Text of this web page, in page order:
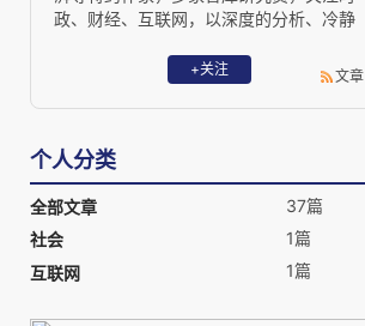
政、财经、互联网，以深度的分析、冷静
+关注 文章
个人分类
全部文章
37篇
社会
1篇
互联网
1篇